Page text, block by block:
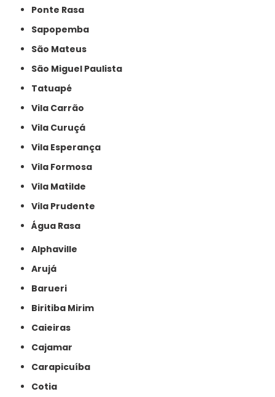
Ponte Rasa
Sapopemba
São Mateus
São Miguel Paulista
Tatuapé
Vila Carrão
Vila Curuçá
Vila Esperança
Vila Formosa
Vila Matilde
Vila Prudente
Água Rasa
Alphaville
Arujá
Barueri
Biritiba Mirim
Caieiras
Cajamar
Carapicuíba
Cotia